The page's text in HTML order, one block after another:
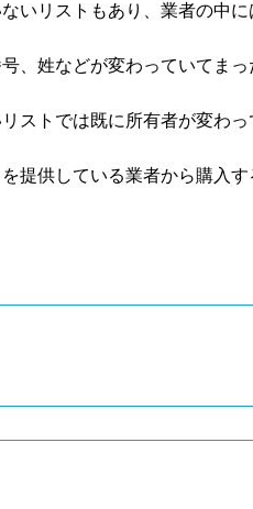
いリストもあり、業者の中
、姓などが変わっていてま
ストでは既に所有者が変わ
提供している業者から購入